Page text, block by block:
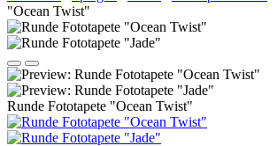
"Ocean Twist"
Runde Fototapete "Ocean Twist"